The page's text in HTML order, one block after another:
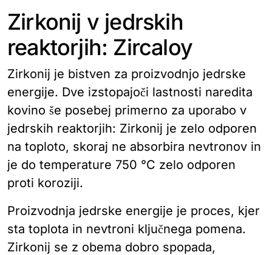
Zirkonij v jedrskih
reaktorjih: Zircaloy
Zirkonij je bistven za proizvodnjo jedrske
energije. Dve izstopajoči lastnosti naredita
kovino še posebej primerno za uporabo v
jedrskih reaktorjih: Zirkonij je zelo odporen
na toploto, skoraj ne absorbira nevtronov in
je do temperature 750 °C zelo odporen
proti koroziji.
Proizvodnja jedrske energije je proces, kjer
sta toplota in nevtroni ključnega pomena.
Zirkonij se z obema dobro spopada,